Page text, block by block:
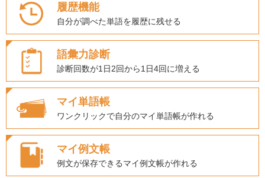
履歴機能
自分が調べた単語を履歴に残せる
語彙力診断
診断回数が1日2回から1日4回に増える
マイ単語帳
ワンクリックで自分のマイ単語帳が作れる
マイ例文帳
例文が保存できるマイ例文帳が作れる